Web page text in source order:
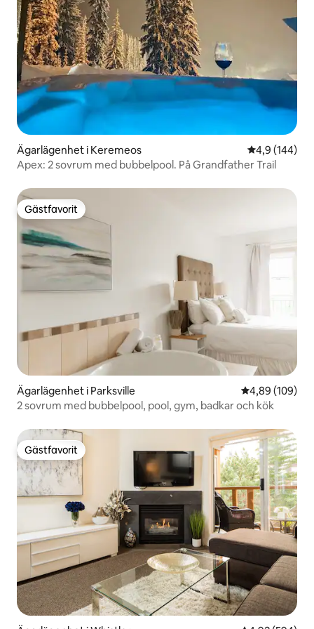
Ägarlägenhet i Keremeos 4,9 av 5 i
4,9 (144)
Apex: 2 sovrum med bubbelpool. På Grandfather Trail
Gästfavorit
Gästfavorit
Ägarlägenhet i Parksville 4,89 av 5 i
4,89 (109)
2 sovrum med bubbelpool, pool, gym, badkar och kök
Gästfavorit
Gästfavorit